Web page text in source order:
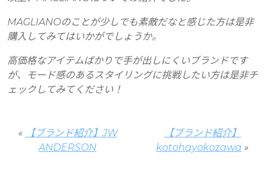
MAGLIANOのことが少しでも素敵だなと感じた方は是非
購入してみてはいかがでしょうか。
高価格なアイテムばかりで手が出しにくいブランドです
が、モード感のあるスタイリングに挑戦したい方は是非チ
ェックしてみてください！
«
【ブランド紹介】JW
ANDERSON
【ブランド紹介】
kotohayokozawa »